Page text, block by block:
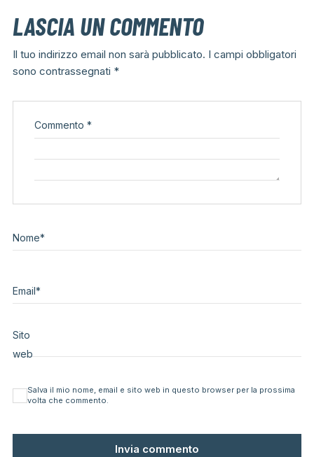
LASCIA UN COMMENTO
Il tuo indirizzo email non sarà pubblicato. I campi obbligatori
sono contrassegnati *
Commento *
Nome*
Email*
Sito
web
Salva il mio nome, email e sito web in questo browser per la prossima
volta che commento.